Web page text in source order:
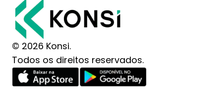
© 2026 Konsi.
Todos os direitos reservados.